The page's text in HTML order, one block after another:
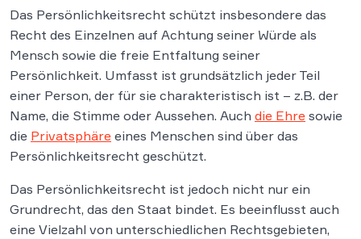
Das Persönlichkeitsrecht schützt insbesondere das
Recht des Einzelnen auf Achtung seiner Würde als
Mensch sowie die freie Entfaltung seiner
Persönlichkeit. Umfasst ist grundsätzlich jeder Teil
einer Person, der für sie charakteristisch ist – z.B. der
Name, die Stimme oder Aussehen. Auch die Ehre sowie
die Privatsphäre eines Menschen sind über das
Persönlichkeitsrecht geschützt.
Das Persönlichkeitsrecht ist jedoch nicht nur ein
Grundrecht, das den Staat bindet. Es beeinflusst auch
eine Vielzahl von unterschiedlichen Rechtsgebieten,